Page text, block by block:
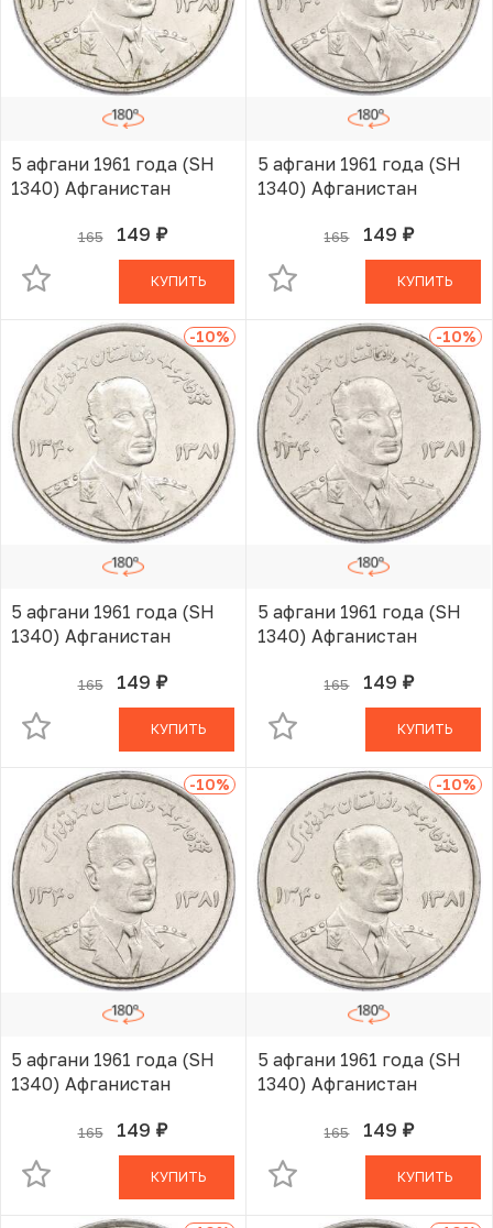
5 афгани 1961 года (SH
1340) Афганистан
165 149 руб.
В КОРЗИНЕ
КУПИТЬ
5 афгани 1961 года (SH
1340) Афганистан
165 149 руб.
В КОРЗИНЕ
КУПИТЬ
-10%
5 афгани 1961 года (SH
1340) Афганистан
165 149 руб.
В КОРЗИНЕ
КУПИТЬ
-10%
5 афгани 1961 года (SH
1340) Афганистан
165 149 руб.
В КОРЗИНЕ
КУПИТЬ
-10%
5 афгани 1961 года (SH
1340) Афганистан
165 149 руб.
В КОРЗИНЕ
КУПИТЬ
-10%
5 афгани 1961 года (SH
1340) Афганистан
165 149 руб.
В КОРЗИНЕ
КУПИТЬ